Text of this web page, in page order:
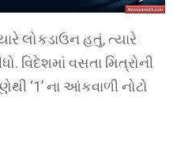
લોકડાઉન હતું, ત્યારે
વિદેશમાં વસતા મિત્રોની
‘1’ ના આંકવાળી નોટો